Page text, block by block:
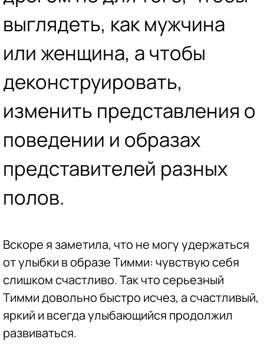
выглядеть, как мужчина
или женщина, а чтобы
деконструировать,
изменить представления о
поведении и образах
представителей разных
полов.
Вскоре я заметила, что не могу удержаться
от улыбки в образе Тимми: чувствую себя
слишком счастливо. Так что серьезный
Тимми довольно быстро исчез, а счастливый,
яркий и всегда улыбающийся продолжил
развиваться.